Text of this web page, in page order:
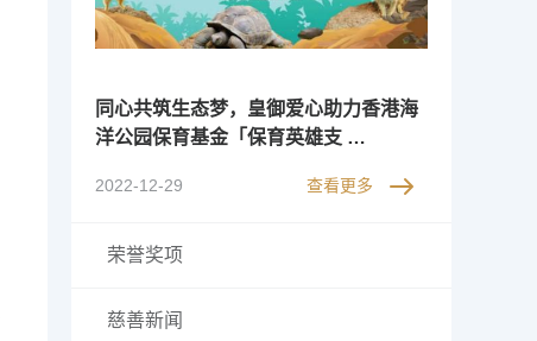
同心共筑生态梦，皇御爱心助力香港海
洋公园保育基金「保育英雄支 …
2022-12-29 查看更多
荣誉奖项
慈善新闻